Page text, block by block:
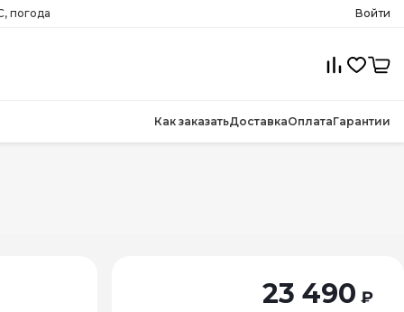
погода Войти
Как заказатьДоставкаОплатаГарантии
23 490 ₽